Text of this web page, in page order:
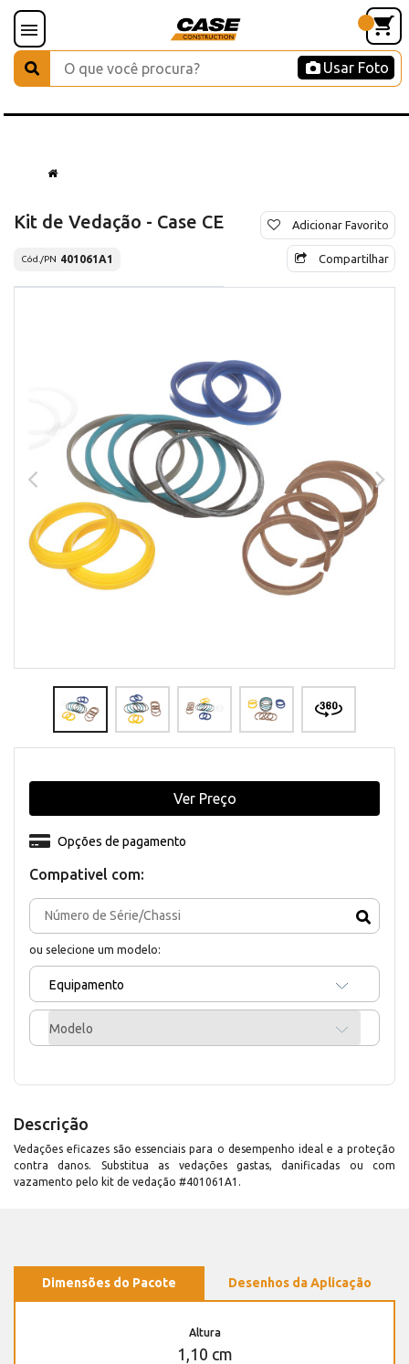
Usar Foto
Kit de Vedação - Case CE
Cód./PN 401061A1
Adicionar Favorito
Compartilhar
Compativel com:
ou selecione um modelo:
Equipamento
Modelo
Opções de pagamento
Ver Preço
Descrição
Vedações eficazes são essenciais para o desempenho ideal e a proteção
contra danos. Substitua as vedações gastas, danificadas ou com
vazamento pelo kit de vedação #401061A1.
Dimensões do Pacote Desenhos da Aplicação
Altura
1,10 cm